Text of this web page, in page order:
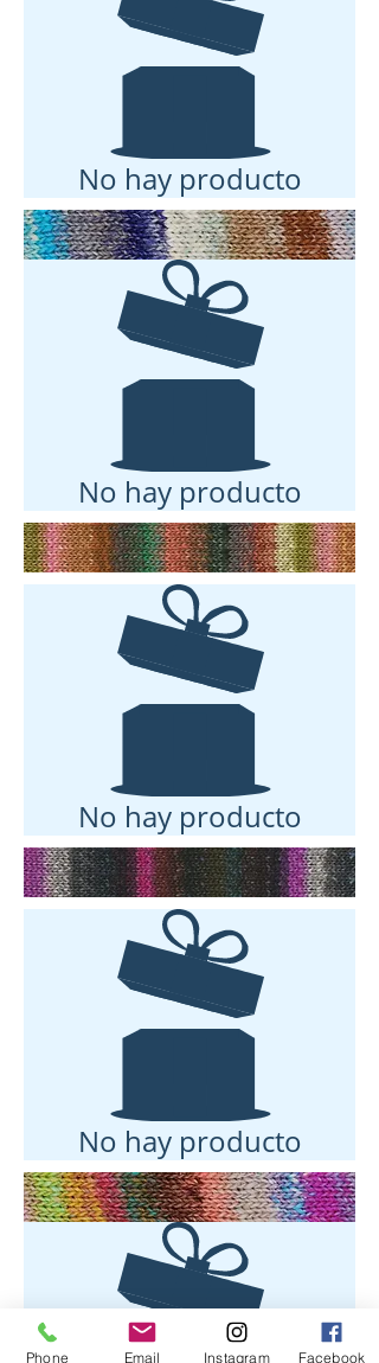
No hay producto
No hay producto
No hay producto
No hay producto
Phone Email Instagram Facebook